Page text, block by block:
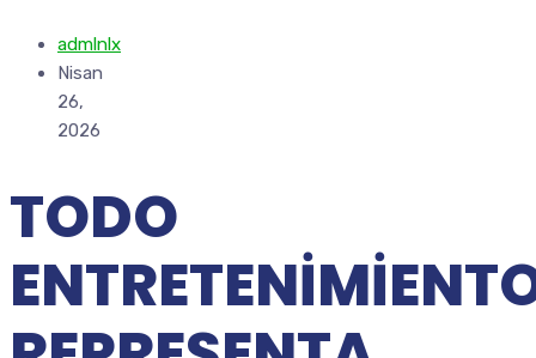
admlnlx
Nisan
26,
2026
TODO